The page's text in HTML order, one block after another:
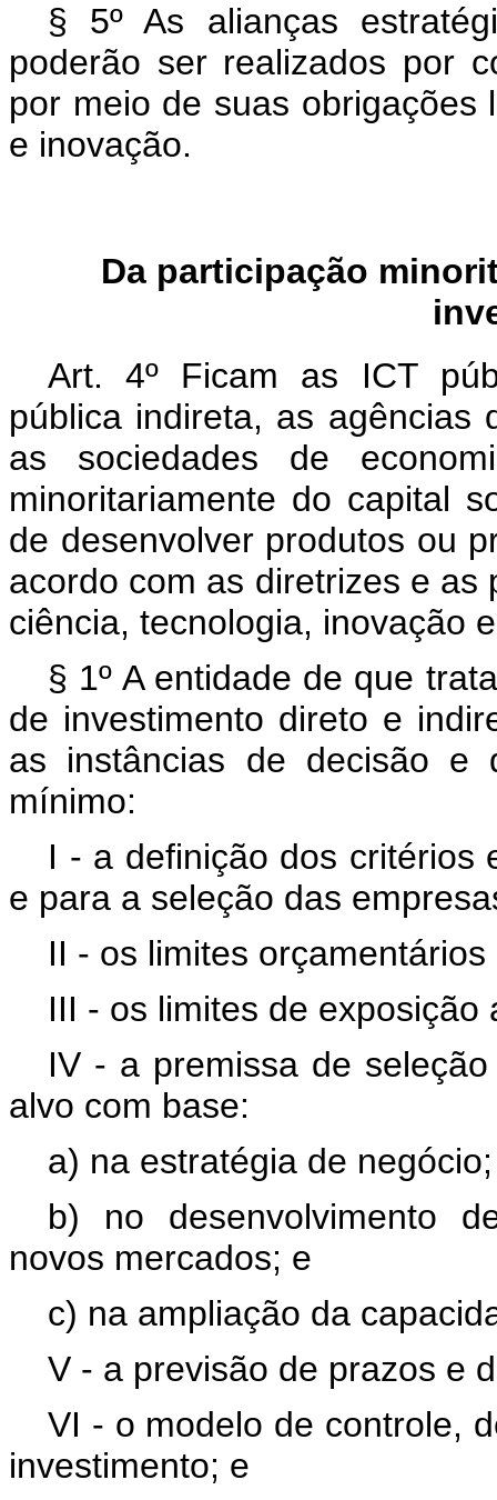
§ 5º As alianças
poderão ser realizados por
por meio de suas obrigações
e inovação.
Da participação min
Art. 4º Ficam as ICT
pública indireta, as agências
as sociedades de
minoritariamente do capital
de desenvolver produtos ou
acordo com as diretrizes e
ciência, tecnologia, inovação
§ 1º A entidade de que
de investimento direto e
as instâncias de decisão e
mínimo:
I - a definição dos critérios
e para a seleção das
II - os limites
III - os limites de
IV - a premissa de
alvo com base:
a) na estratégia de negócio;
b) no desenvolvimento
novos mercados; e
c) na ampliação da
V - a previsão de prazos e
VI - o modelo de controle,
investimento; e